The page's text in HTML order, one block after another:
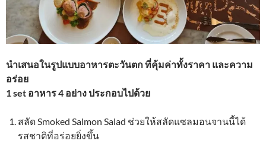
นำเสนอในรูปแบบอาหารตะวันตก ที่คุ้มค่าทั้งราคา และความ
อร่อย
1 set อาหาร 4 อย่าง ประกอบไปด้วย
สลัด Smoked Salmon Salad ช่วยให้สลัดแซลมอนจานนี้ได้
รสชาติที่อร่อยยิ่งขึ้น